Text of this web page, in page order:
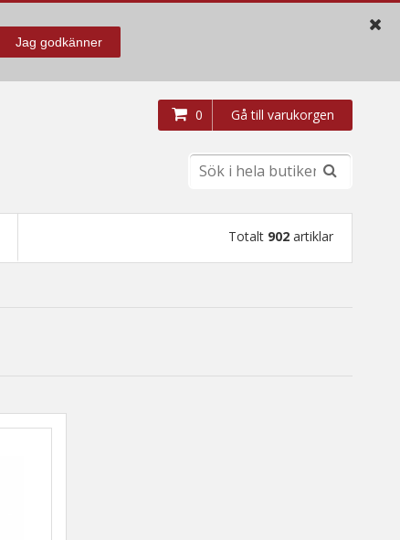
Jag godkänner
Gå till varukorgen
0
Totalt 902 artiklar